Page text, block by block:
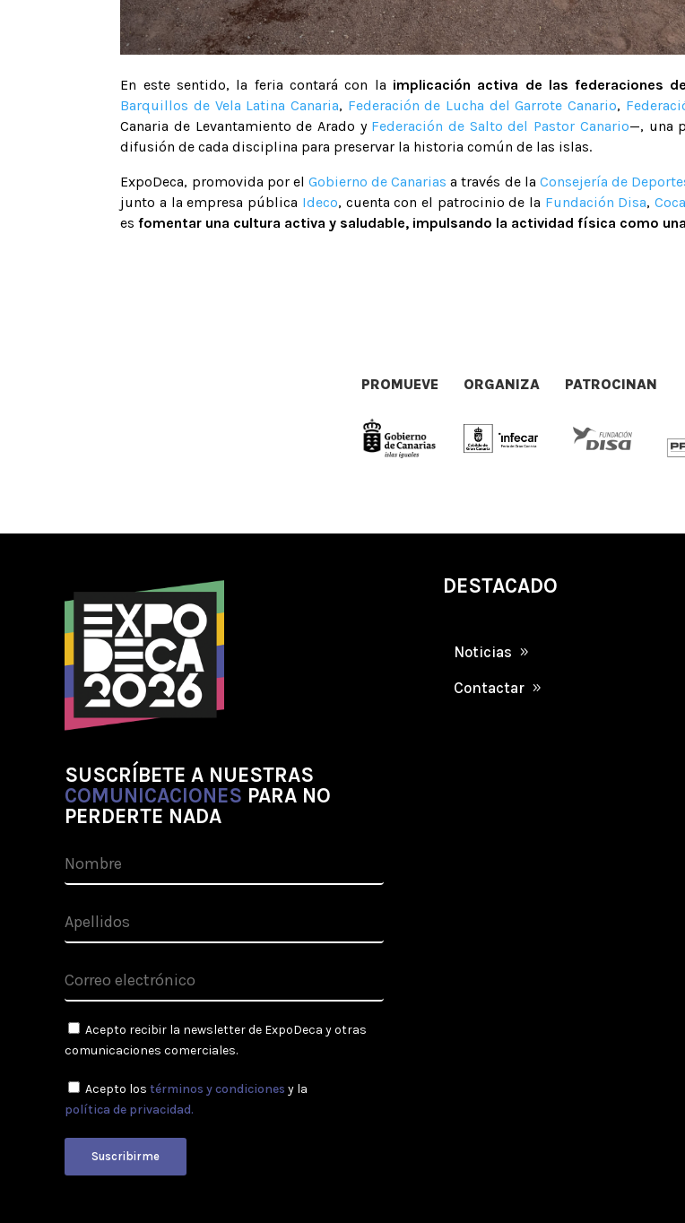
En este sentido, la feria contará con la implicación activa de las federaciones
Barquillos de Vela Latina Canaria, Federación de Lucha del Garrote Canario,
Canaria de Levantamiento de Arado y Federación de Salto del Pastor Canario—, una
difusión de cada disciplina para preservar la historia común de las islas.
ExpoDeca, promovida por el Gobierno de Canarias a través de la Consejería de
junto a la empresa pública Ideco, cuenta con el patrocinio de la Fundación Disa,
esfomentar una cultura activa y saludable, impulsando la actividad física como
PROMUEVE ORGANIZA PATROCINAN
SUSCRÍBETE A NUESTRAS
COMUNICACIONES PARA NO
PERDERTE NADA
Acepto recibir la newsletter de ExpoDeca y otras
comunicaciones comerciales.
Acepto los términos y condiciones y la
política de privacidad.
Suscribirme
DESTACADO
Noticias
Contactar